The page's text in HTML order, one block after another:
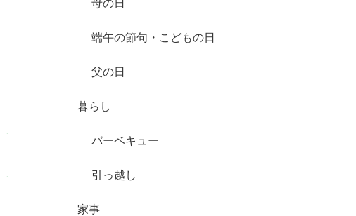
母の日
端午の節句・こどもの日
父の日
暮らし
バーベキュー
引っ越し
家事